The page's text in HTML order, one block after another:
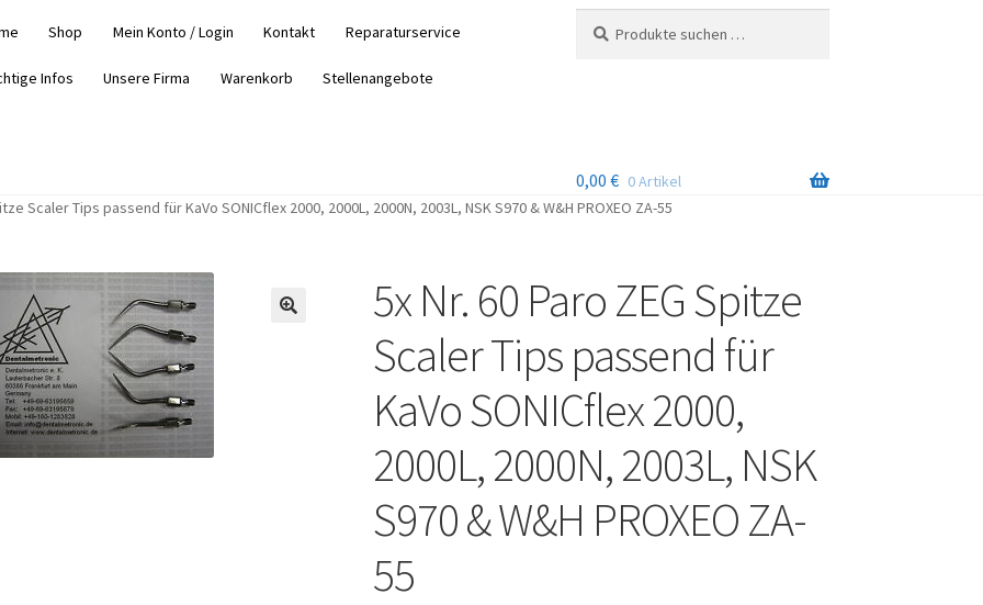
Shop Mein Konto / Login Kontakt Reparaturservice
Infos Unsere Firma Warenkorb Stellenangebote
nach:
0,00 € 0 Artikel
Scaler Tips passend für KaVo SONICflex 2000, 2000L, 2000N, 2003L, NSK S970 & W&H PROXEO ZA-55
5x Nr. 60 Paro ZEG Spitze
Scaler Tips passend für
KaVo SONICflex 2000,
2000L, 2000N, 2003L, NSK
S970 & W&H PROXEO ZA-
55